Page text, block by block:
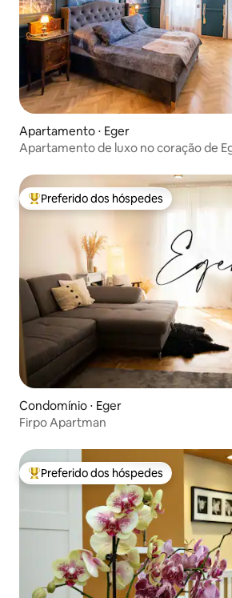
Apartamento ⋅ Eger
Apartamento de luxo no coração de
Entre os melhores preferidos dos
Preferido dos hóspedes
Condomínio ⋅ Eger
Firpo Apartman
Entre os melhores preferidos dos
Preferido dos hóspedes